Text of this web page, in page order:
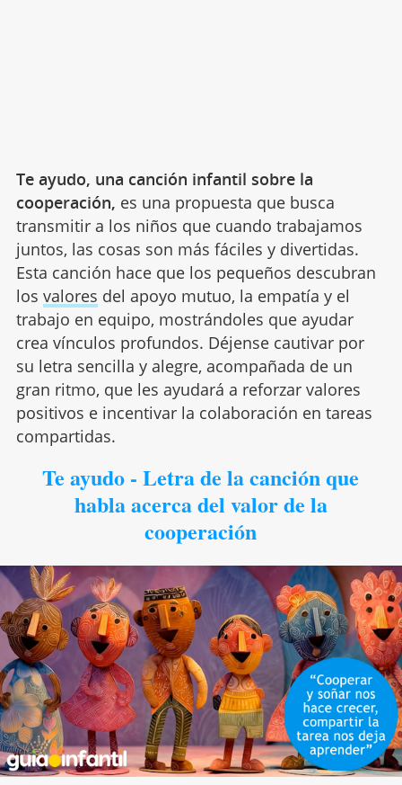
Te ayudo, una canción infantil sobre la
cooperación, es una propuesta que busca
transmitir a los niños que cuando trabajamos
juntos, las cosas son más fáciles y divertidas.
Esta canción hace que los pequeños descubran
los valores del apoyo mutuo, la empatía y el
trabajo en equipo, mostrándoles que ayudar
crea vínculos profundos. Déjense cautivar por
su letra sencilla y alegre, acompañada de un
gran ritmo, que les ayudará a reforzar valores
positivos e incentivar la colaboración en tareas
compartidas.
Te ayudo - Letra de la canción que
habla acerca del valor de la
cooperación